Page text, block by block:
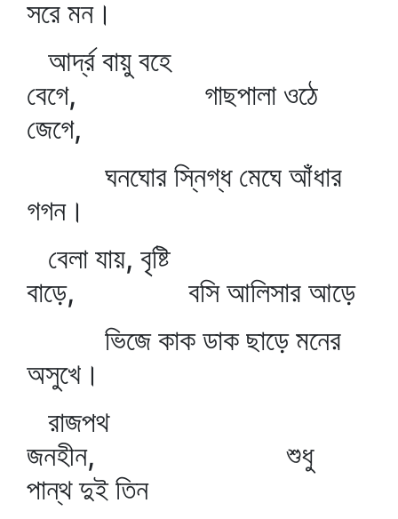
সরে মন।
আর্দ্র বায়ু বহে
বেগে, গাছপালা ওঠে
জেগে,
ঘনঘোর স্নিগ্ধ মেঘে আঁধার
গগন।
বেলা যায়, বৃষ্টি
বাড়ে, বসি আলিসার আড়ে
ভিজে কাক ডাক ছাড়ে মনের
অসুখে।
রাজপথ
জনহীন, শুধু
পান্থ দুই তিন